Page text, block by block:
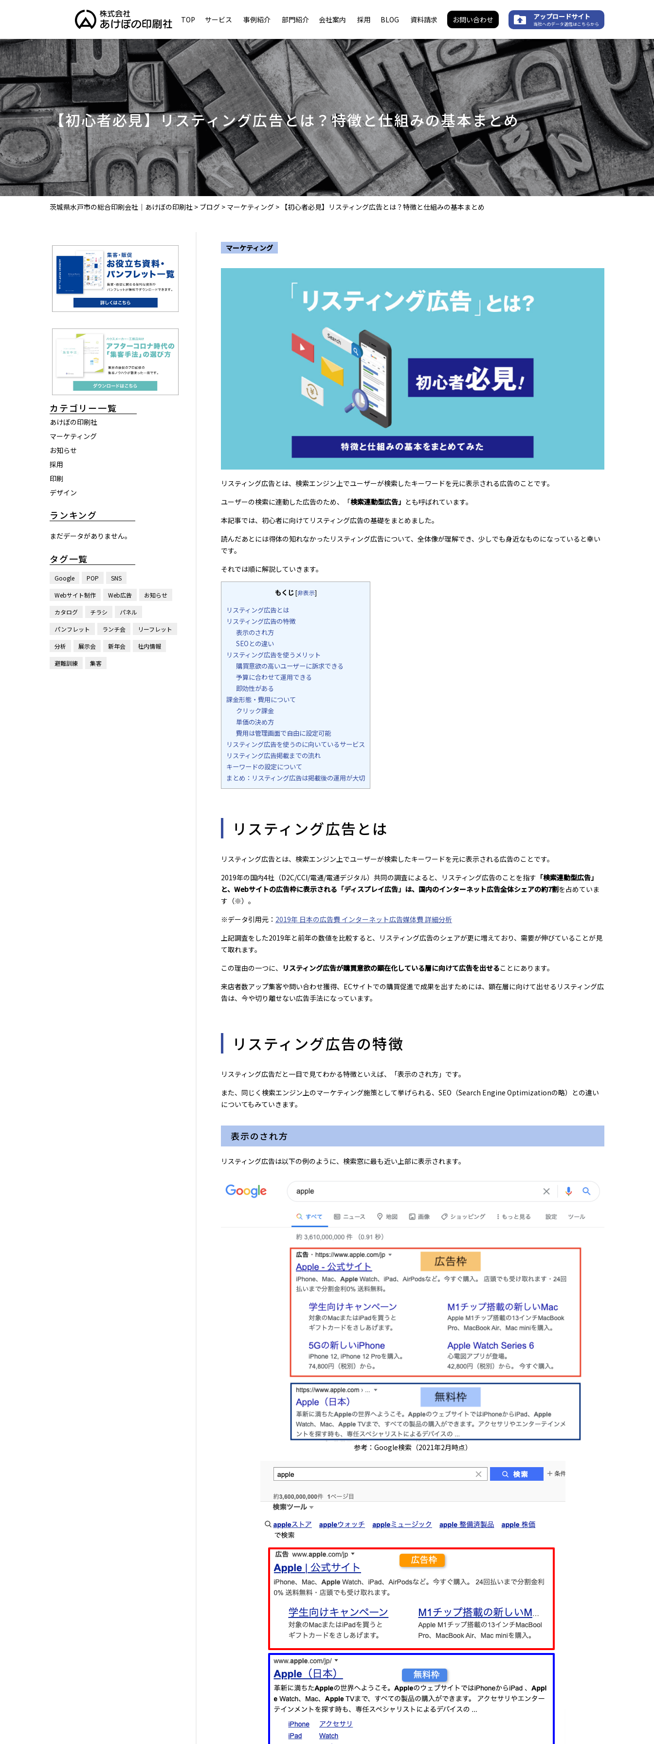
TOP サービス 事例紹介 部門紹介 会社案内 採用 BLOG 資料請求 お問い合わせ アップロードサイト
当社へのデータ送信はこちらから
【初心者必見】リスティング広告とは？特徴と仕組みの基本まとめ
茨城県水戸市の総合印刷会社｜あけぼの印刷社 > ブログ > マーケティング > 【初心者必見】リスティング広告とは？特徴と仕組みの基本まとめ
カテゴリー一覧
あけぼの印刷社
マーケティング
お知らせ
採用
印刷
デザイン
ランキング
まだデータがありません。
タグ一覧
Google POP SNS
Webサイト制作 Web広告 お知らせ
カタログ チラシ パネル
パンフレット ランチ会 リーフレット
分析 展示会 新年会 社内情報
避難訓練 集客
マーケティング
リスティング広告とは、検索エンジン上でユーザーが検索したキーワードを元に表示される広告のことです。
ユーザーの検索に連動した広告のため、「検索連動型広告」 とも呼ばれています。
本記事では、初心者に向けてリスティング広告の基礎をまとめました。
読んだあとには得体の知れなかったリスティング広告について、全体像が理解でき、少しでも身近なものになっていると幸い
です。
それでは順に解説していきます。
もくじ [非表示]
リスティング広告とは
リスティング広告の特徴
表示のされ方
SEOとの違い
リスティング広告を使うメリット
購買意欲の高いユーザーに訴求できる
予算に合わせて運用できる
即効性がある
課金形態・費用について
クリック課金
単価の決め方
費用は管理画面で自由に設定可能
リスティング広告を使うのに向いているサービス
リスティング広告掲載までの流れ
キーワードの設定について
まとめ：リスティング広告は掲載後の運用が大切
リスティング広告とは
リスティング広告とは、検索エンジン上でユーザーが検索したキーワードを元に表示される広告のことです。
2019年の国内4社（D2C/CCI/電通/電通デジタル）共同の調査によると、リスティング広告のことを指す 「検索連動型広告」
と、Webサイトの広告枠に表示される「ディスプレイ広告」は、国内のインターネット広告全体シェアの約7割を占めていま
す（※）。
※データ引用元： 2019年 日本の広告費 インターネット広告媒体費 詳細分析
上記調査をした2019年と前年の数値を比較すると、リスティング広告のシェアが更に増えており、需要が伸びていることが見
て取れます。
この理由の一つに、 リスティング広告が購買意欲の顕在化している層に向けて広告を出せることにあります。
来店者数アップ集客や問い合わせ獲得、ECサイトでの購買促進で成果を出すためには、顕在層に向けて出せるリスティング広
告は、今や切り離せない広告手法になっています。
リスティング広告の特徴
リスティング広告だと一目で見てわかる特徴といえば、「表示のされ方」です。
また、同じく検索エンジン上のマーケティング施策として挙げられる、SEO（Search Engine Optimizationの略）との違い
についてもみていきます。
表示のされ方
リスティング広告は以下の例のように、検索窓に最も近い上部に表示されます。
参考：Google検索（2021年2月時点）